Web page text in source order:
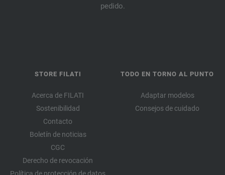
pedido.
STORE FILATI
Acerca de FILATI
Sostenibilidad
Contacto
Boletín de noticias
CGC
Derecho de revocación
TODO EN TORNO AL PUNTO
Adaptar modelos
Consejos de cuidado